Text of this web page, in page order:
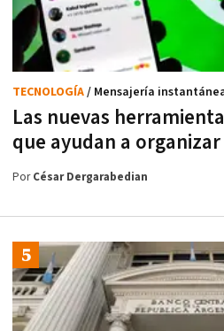
Las nuevas
que ayudan a
TECNOLOGÍA/ Mensajería
PorCésar Dergarabedian